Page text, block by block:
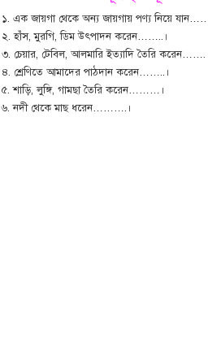
১. এক জায়গা থেকে অন্য জায়গায় পণ্য নিয়ে
২. হাঁস, মুরগি, ডিম উৎপাদন করেন……..।
৩. চেয়ার, টেবিল, আলমারি ইত্যাদি তৈরি
৪. শ্রেণিতে আমাদের পাঠদান করেন……..।
৫. শাড়ি, লুঙ্গি, গামছা তৈরি করেন………।
৬. নদী থেকে মাছ ধরেন……….।